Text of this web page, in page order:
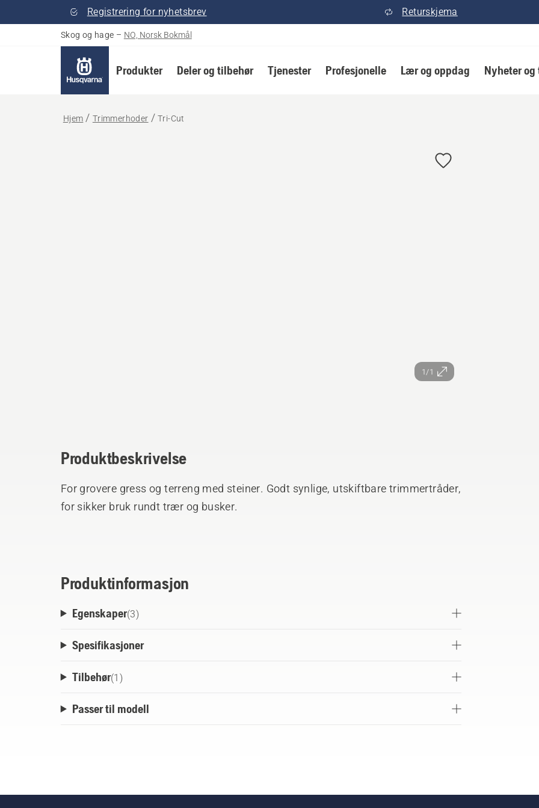
Registrering for nyhetsbrev Returskjema
Skog og hage – NO, Norsk Bokmål
Produkter Deler og tilbehør Tjenester Profesjonelle Lær og oppdag Nyheter
Hjem Trimmerhoder Tri-Cut
1/1
Produktbeskrivelse
For grovere gress og terreng med steiner. Godt synlige, utskiftbare trimmertråder,
for sikker bruk rundt trær og busker.
Produktinformasjon
Egenskaper(3)
Spesifikasjoner
Tilbehør(1 )
Passer til modell